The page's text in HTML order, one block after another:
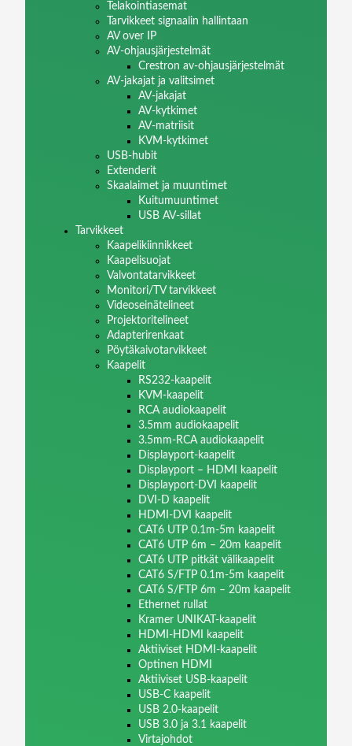
Telakointiasemat
Tarvikkeet signaalin hallintaan
AV over IP
AV-ohjausjärjestelmät
Crestron av-ohjausjärjestelmät
AV-jakajat ja valitsimet
AV-jakajat
AV-kytkimet
AV-matriisit
KVM-kytkimet
USB-hubit
Extenderit
Skaalaimet ja muuntimet
Kuitumuuntimet
USB AV-sillat
Tarvikkeet
Kaapelikiinnikkeet
Kaapelisuojat
Valvontatarvikkeet
Monitori/TV tarvikkeet
Videoseinätelineet
Projektoritelineet
Adapterirenkaat
Pöytäkaivotarvikkeet
Kaapelit
RS232-kaapelit
KVM-kaapelit
RCA audiokaapelit
3.5mm audiokaapelit
3.5mm-RCA audiokaapelit
Displayport-kaapelit
Displayport – HDMI kaapelit
Displayport-DVI kaapelit
DVI-D kaapelit
HDMI-DVI kaapelit
CAT6 UTP 0.1m-5m kaapelit
CAT6 UTP 6m – 20m kaapelit
CAT6 UTP pitkät välikaapelit
CAT6 S/FTP 0.1m-5m kaapelit
CAT6 S/FTP 6m – 20m kaapelit
Ethernet rullat
Kramer UNIKAT-kaapelit
HDMI-HDMI kaapelit
Aktiiviset HDMI-kaapelit
Optinen HDMI
Aktiiviset USB-kaapelit
USB-C kaapelit
USB 2.0-kaapelit
USB 3.0 ja 3.1 kaapelit
Virtajohdot